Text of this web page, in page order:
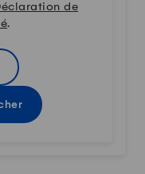
de
.